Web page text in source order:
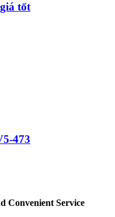
tốt
473
Convenient Service